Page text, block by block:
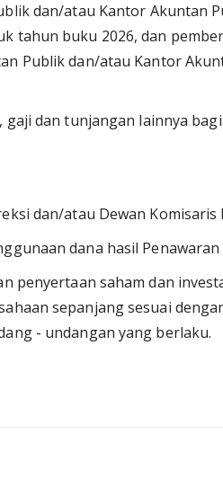
dan/atau Kantor Akuntan
tahun buku 2026, dan
Publik dan/atau Kantor
dan tunjangan lainnya
dan/atau Dewan Komisaris
dana hasil Penawaran
penyertaan saham dan
sepanjang sesuai
- undangan yang berlaku.